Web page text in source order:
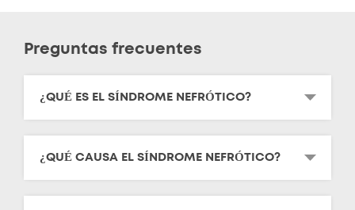
Preguntas frecuentes
¿QUÉ ES EL SÍNDROME NEFRÓTICO?
¿QUÉ CAUSA EL SÍNDROME NEFRÓTICO?